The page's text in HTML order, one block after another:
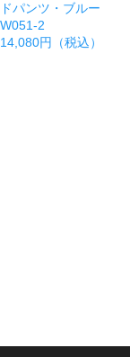
ドパンツ・ブルー
W051-2
14,080円（税込）